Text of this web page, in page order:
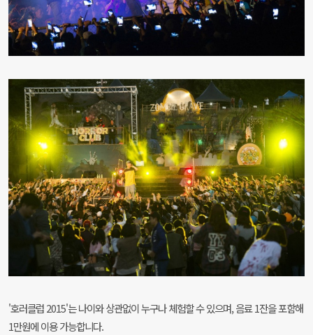
'호러클럽 2015'는 나이와 상관없이 누구나 체험할 수 있으며, 음료 1잔을 포함해
1만원에 이용 가능합니다.